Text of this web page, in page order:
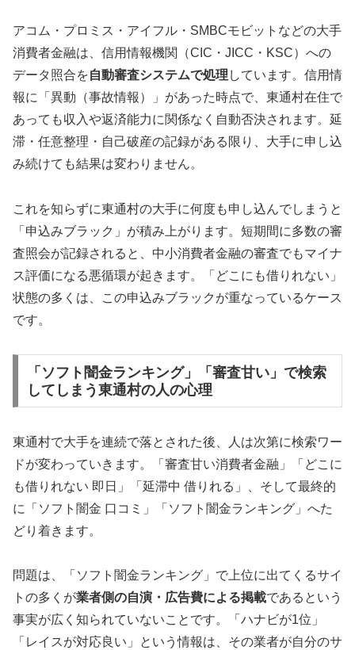
アコム・プロミス・アイフル・SMBCモビットなどの大手
消費者金融は、信用情報機関（CIC・JICC・KSC）への
データ照合を自動審査システムで処理 しています。信用情
報に「異動（事故情報）」があった時点で、東通村在住で
あっても収入や返済能力に関係なく自動否決されます。延
滞・任意整理・自己破産の記録がある限り、大手に申し込
み続けても結果は変わりません。
これを知らずに東通村の大手に何度も申し込んでしまうと
「申込みブラック」が積み上がります。短期間に多数の審
査照会が記録されると、中小消費者金融の審査でもマイナ
ス評価になる悪循環が起きます。「どこにも借りれない」
状態の多くは、この申込みブラックが重なっているケース
です。
「ソフト闇金ランキング」「審査甘い」で検索
してしまう東通村の人の心理
東通村で大手を連続で落とされた後、人は次第に検索ワー
ドが変わっていきます。「審査甘い消費者金融」「どこに
も借りれない 即日」「延滞中 借りれる」、そして最終的
に「ソフト闇金 口コミ」「ソフト闇金ランキング」へた
どり着きます。
問題は、「ソフト闇金ランキング」で上位に出てくるサイ
トの多くが業者側の自演・広告費による掲載であるという
事実が広く知られていないことです。「ハナビが1位」
「レイスが対応良い」という情報は、その業者が自分のサ